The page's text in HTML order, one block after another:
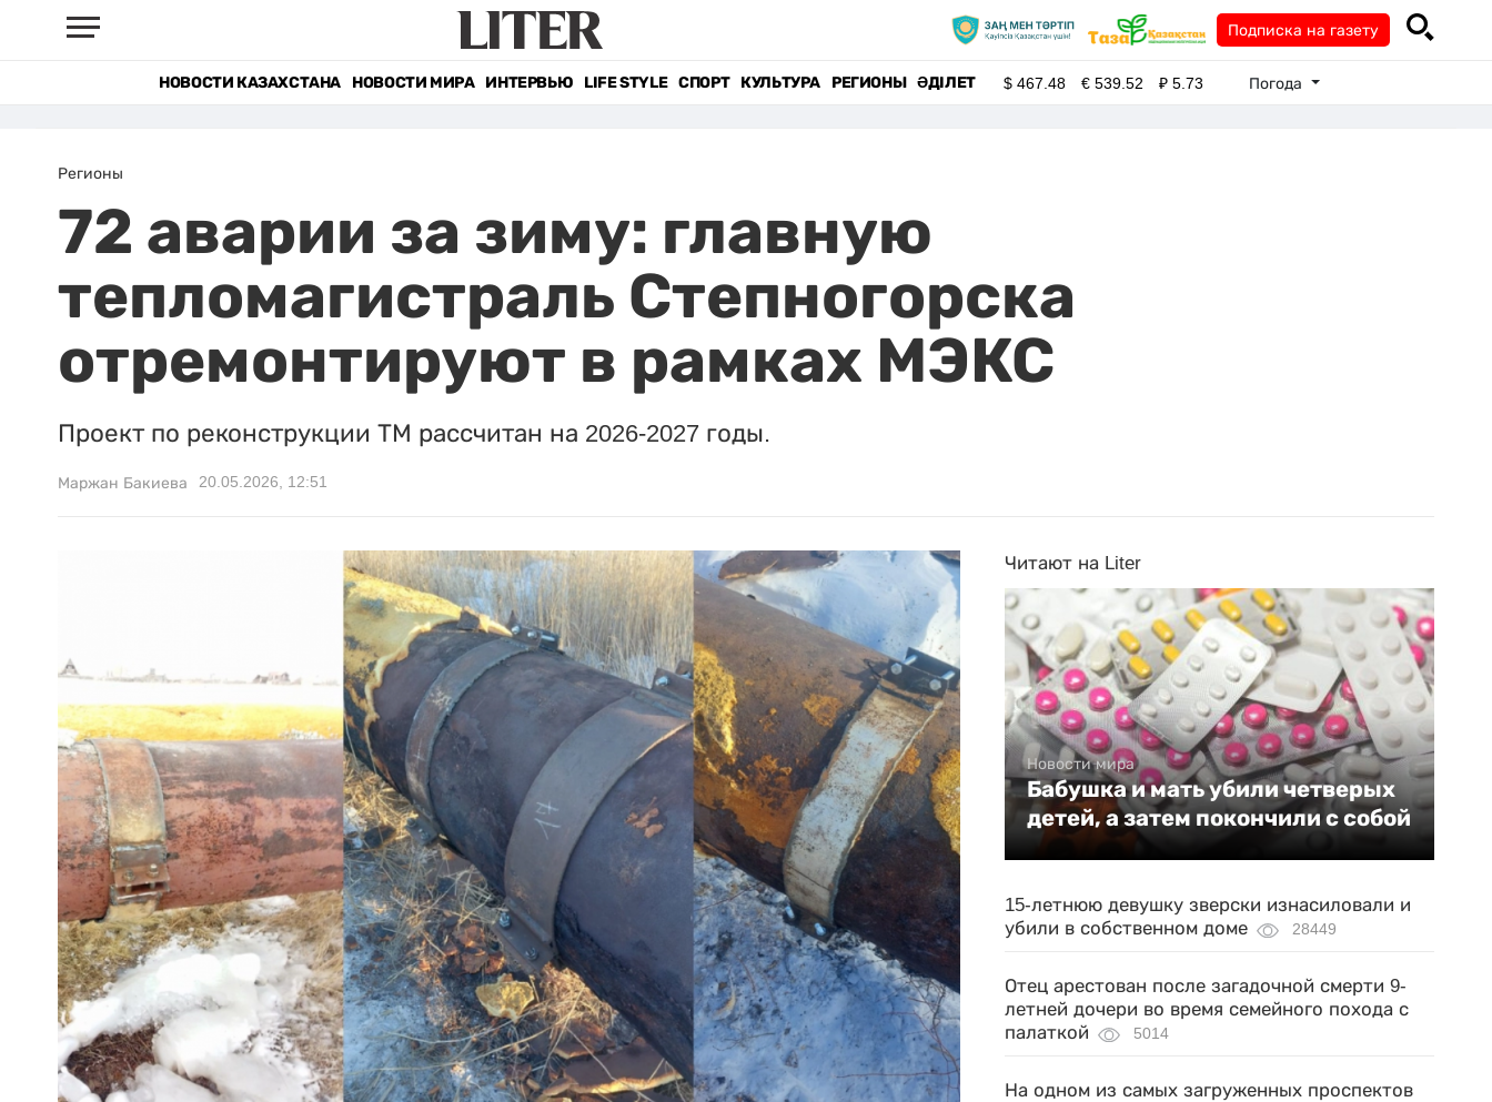
Подписка на газету
НОВОСТИ КАЗАХСТАНА НОВОСТИ МИРА ИНТЕРВЬЮ LIFE STYLE СПОРТ КУЛЬТУРА РЕГИОНЫ ӘДІЛЕТ $467.48 €539.52 ₽5.73 Погода
Регионы
72 аварии за зиму: главную
тепломагистраль Степногорска
отремонтируют в рамках МЭКС
Проект по реконструкции ТМ рассчитан на 2026-2027 годы.
Маржан Бакиева 20.05.2026, 12:51
Читают на Liter
Новости мира
Бабушка и мать убили четверых
детей, а затем покончили с собой
15-летнюю девушку зверски изнасиловали и
убили в собственном доме
28449
Отец арестован после загадочной смерти 9-
летней дочери во время семейного похода с
палаткой
5014
На одном из самых загруженных проспектов